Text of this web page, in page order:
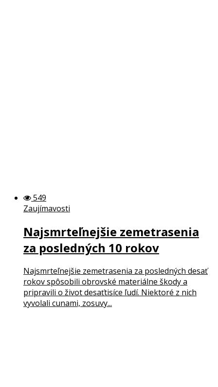
549
Zaujímavosti
Najsmrteľnejšie zemetrasenia
za posledných 10 rokov
Najsmrteľnejšie zemetrasenia za posledných desať
rokov spôsobili obrovské materiálne škody a
pripravili o život desaťtisíce ľudí. Niektoré z nich
vyvolali cunami, zosuvy...